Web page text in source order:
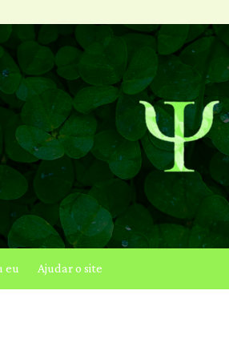
eu Ajudar o site